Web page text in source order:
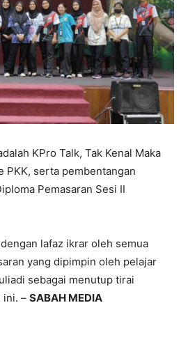
KPro Talk, Tak Kenal Maka
PKK, serta pembentangan
Pemasaran Sesi II
lafaz ikrar oleh semua
yang dipimpin oleh pelajar
sebagai menutup tirai
ini. – SABAH MEDIA